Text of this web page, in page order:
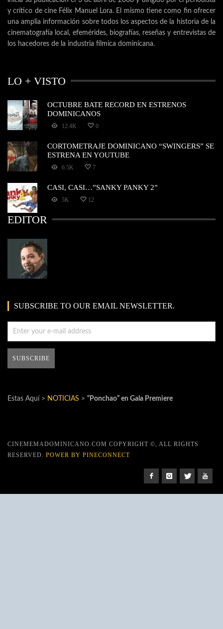
y crítico de cine Félix Manuel Lora. El mismo tiene como fin ofrecer
una amplia información sobre todos los aspectos de la historia de la
cinematografía local, efemérides, biografías, reseñas y entrevistas de
los hacedores de la industria fílmica dominicana.
LO + VISTO
OCTUBRE BATE RECORD EN ESTRENOS
DOMINICANOS
12.4K 0
CORTOMETRAJE DOMINICANO “SWINGERS” SE
ESTRENA EN YOUTUBE
6.5K 7
CASI, CASI…”SANKY PANKY 2”
5K 12
EDITOR
SUBSCRIBE TO OUR EMAIL NEWSLETTER.
Estas Aquí > NOTICIAS > “Ponchao” en Gala Premiere
CINEMEMADOMINICANO.COM COPYRIGHT ©, ALL RIGHTS
RESERVED. POWER BY PINECONNECT